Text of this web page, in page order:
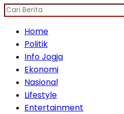
Home
Politik
Info Jogja
Ekonomi
Nasional
Lifestyle
Entertainment